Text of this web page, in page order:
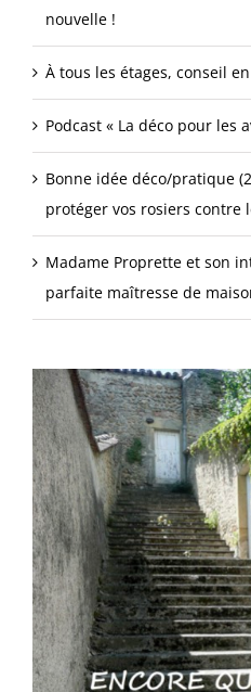
nouvelle !
À tous les étages, conseil
Podcast « La déco pour les
Bonne idée déco/pratique
protéger vos rosiers contre
Madame Proprette et son
parfaite maîtresse de